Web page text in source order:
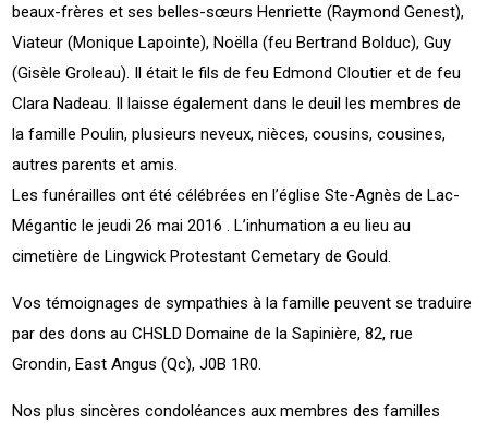
beaux-frères et ses belles-sœurs Henriette (Raymond Genest),
Viateur (Monique Lapointe), Noëlla (feu Bertrand Bolduc), Guy
(Gisèle Groleau). Il était le fils de feu Edmond Cloutier et de feu
Clara Nadeau. Il laisse également dans le deuil les membres de
la famille Poulin, plusieurs neveux, nièces, cousins, cousines,
autres parents et amis.
Les funérailles ont été célébrées en l’église Ste-Agnès de Lac-
Mégantic le jeudi 26 mai 2016 . L’inhumation a eu lieu au
cimetière de Lingwick Protestant Cemetary de Gould.
Vos témoignages de sympathies à la famille peuvent se traduire
par des dons au CHSLD Domaine de la Sapinière, 82, rue
Grondin, East Angus (Qc), J0B 1R0.
Nos plus sincères condoléances aux membres des familles